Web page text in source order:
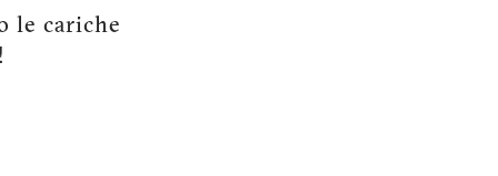
le cariche